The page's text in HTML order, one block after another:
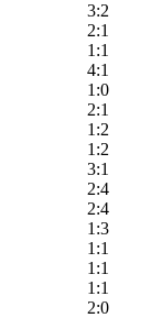
3:2
2:1
1:1
4:1
1:0
2:1
1:2
1:2
3:1
2:4
2:4
1:3
1:1
1:1
1:1
2:0